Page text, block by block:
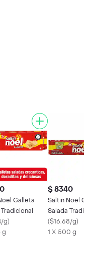
Galleta
g)
g
$ 8340
Saltin Noel
Salada
($16.68/g)
1 X 500 g